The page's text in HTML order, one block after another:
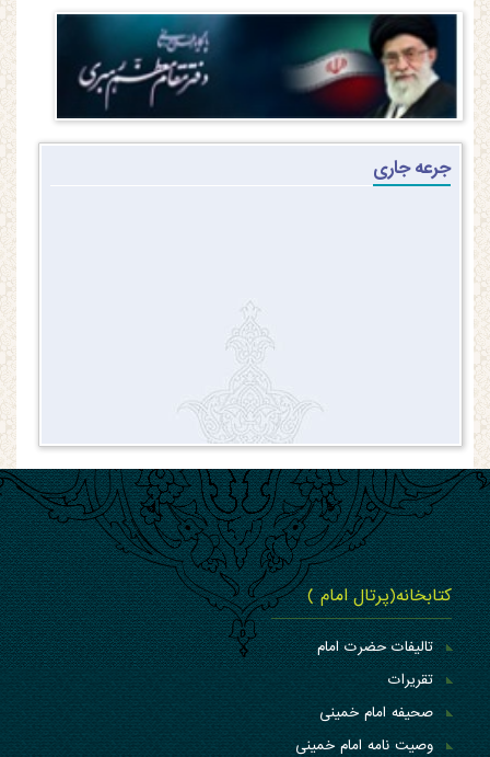
جرعه جاری
کتابخانه(پرتال امام )
تالیفات حضرت امام
تقریرات
صحیفه امام خمینی
وصیت نامه امام خمینی